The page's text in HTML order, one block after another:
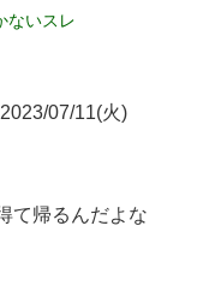
ないスレ
2023/07/11(火)
て帰るんだよな